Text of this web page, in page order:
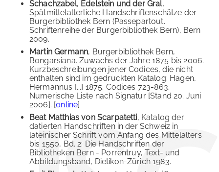
Schachzabel, Edelstein und der Gral.
Spätmittelalterliche Handschriftenschätze der
Burgerbibliothek Bern (Passepartout.
Schriftenreihe der Burgerbibliothek Bern), Bern
2009.
Martin Germann, Burgerbibliothek Bern,
Bongarsiana. Zuwachs der Jahre 1875 bis 2006.
Kurzbeschreibungen jener Codices, die nicht
enthalten sind im gedruckten Katalog: Hagen,
Hermannus [...] 1875. Codices 723-863.
Numerische Liste nach Signatur [Stand 20. Juni
2006]. [online]
Beat Matthias von Scarpatetti, Katalog der
datierten Handschriften in der Schweiz in
lateinischer Schrift vom Anfang des Mittelalters
bis 1550, Bd. 2: Die Handschriften der
Bibliotheken Bern - Porrentruy, Text- und
Abbildungsband, Dietikon-Zürich 1983.